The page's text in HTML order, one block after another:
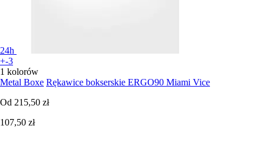
24h
+-3
1 kolorów
Metal Boxe Rękawice bokserskie ERGO90 Miami Vice
Od 215,50 zł
107,50 zł